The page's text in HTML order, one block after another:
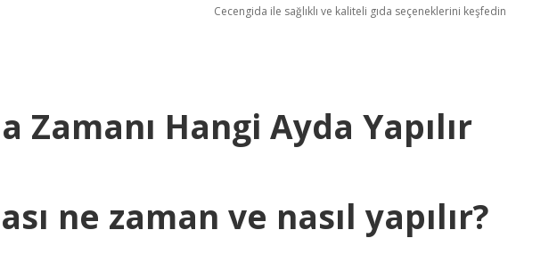
Cecengida ile sağlıklı ve kaliteli gıda seçeneklerini keşfedin
Zamanı Hangi Ayda Yapılır
ne zaman ve nasıl yapılır?